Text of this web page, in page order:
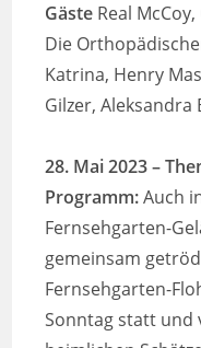
Gäste Real
Die
Katrina, Henry
Gilzer, Aleksandra
28. Mai 2023–
Programm:Auch
Fernsehgarten-
gemeinsam
Fernsehgarten-
Sonntag statt und